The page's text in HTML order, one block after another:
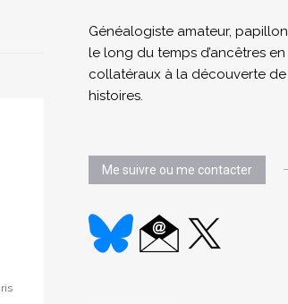
Généalogiste amateur,
le long du temps d’ancêtres en
collatéraux à la découverte de
histoires.
Me suivre ou me contacter